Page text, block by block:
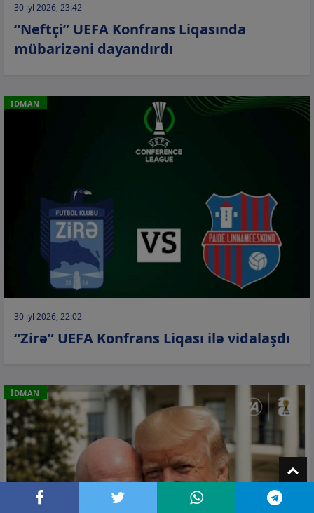
30 iyl 2026, 23:42
“Neftçi” UEFA Konfrans Liqasında
mübarizəni dayandırdı
İDMAN
30 iyl 2026, 22:02
“Zirə” UEFA Konfrans Liqası ilə vidalaşdı
İDMAN